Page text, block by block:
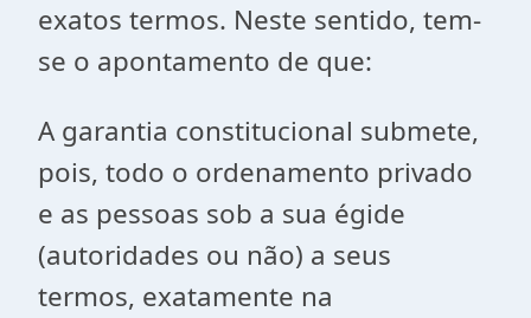
exatos termos. Neste sentido, tem-
se o apontamento de que:
A garantia constitucional submete,
pois, todo o ordenamento privado
e as pessoas sob a sua égide
(autoridades ou não) a seus
termos, exatamente na